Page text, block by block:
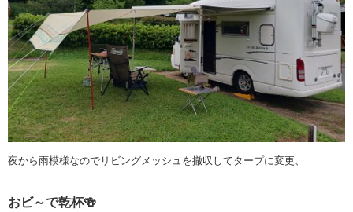
夜から雨模様なのでリビングメッシュを撤収してタープに変更、
おビ～で乾杯🍻